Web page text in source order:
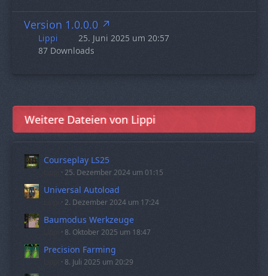
Version 1.0.0.0
Lippi
25. Juni 2025 um 20:57
87 Downloads
Weitere Dateien von Lippi
Courseplay LS25
25. Dezember 2024 um 01:15
Universal Autoload
2. Dezember 2024 um 17:24
Baumodus Werkzeuge
8. Oktober 2025 um 18:47
Precision Farming
8. Juli 2025 um 20:29